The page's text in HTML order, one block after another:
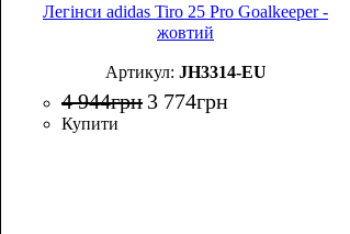
Легінси adidas Tiro 25 Pro Goalkeeper -
жовтий
JH3314-EU
4 944грн 3 774грн
Купити